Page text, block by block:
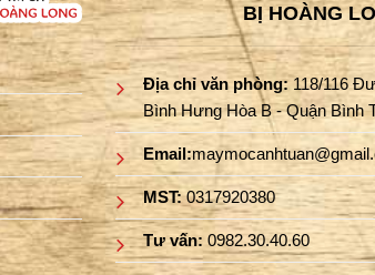
BỊ HOÀNG
Địa chỉ văn phòng:118/116
Bình Hưng Hòa B - Quận Bình
Email:
MST:0317920380
Tư vấn: 0982.30.40.60